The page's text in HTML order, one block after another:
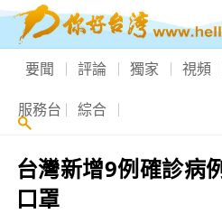
要聞 評論 獨家 視頻
服務台 綜合
台灣新增9例確診病
口罩